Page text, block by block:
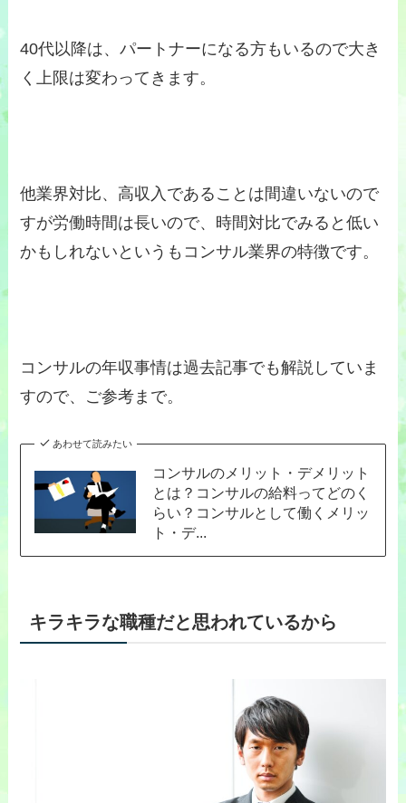
40代以降は、パートナーになる方もいるので大き
く上限は変わってきます。
他業界対比、高収入であることは間違いないので
すが労働時間は長いので、時間対比でみると低い
かもしれないというもコンサル業界の特徴です。
コンサルの年収事情は過去記事でも解説していま
すので、ご参考まで。
あわせて読みたい
コンサルのメリット・デメリット
とは？コンサルの給料ってどのく
らい？コンサルとして働くメリッ
ト・デ...
キラキラな職種だと思われているから